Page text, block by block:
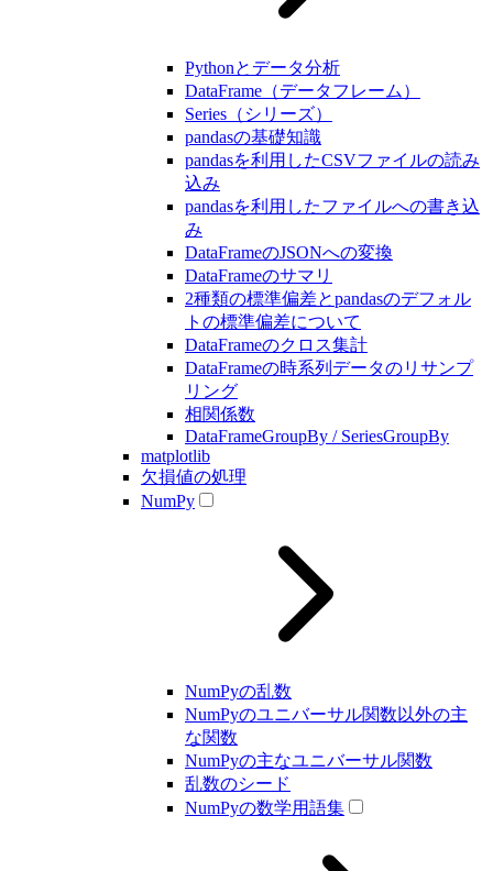
Pythonとデータ分析
DataFrame（データフレーム）
Series（シリーズ）
pandasの基礎知識
pandasを利用したCSVファイルの読み
込み
pandasを利用したファイルへの書き込
み
DataFrameのJSONへの変換
DataFrameのサマリ
2種類の標準偏差とpandasのデフォル
トの標準偏差について
DataFrameのクロス集計
DataFrameの時系列データのリサンプ
リング
相関係数
DataFrameGroupBy / SeriesGroupBy
matplotlib
欠損値の処理
NumPy
NumPyの乱数
NumPyのユニバーサル関数以外の主
な関数
NumPyの主なユニバーサル関数
乱数のシード
NumPyの数学用語集